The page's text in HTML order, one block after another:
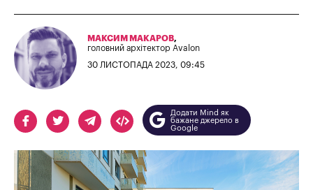
МАКСИМ МАКАРОВ,
головний архітектор Avalon
30 ЛИСТОПАДА 2023, 09:45
Додати Mind як
бажане джерело в
Google